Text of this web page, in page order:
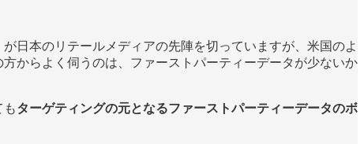
日本のリテールメディアの先陣を切っていますが、米国のよ
からよく伺うのは、ファーストパーティーデータが少ないか
もターゲティングの元となるファーストパーティーデータのボ